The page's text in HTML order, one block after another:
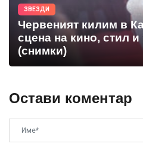
ЗВЕЗДИ
Червеният килим в
сцена на кино, стил
(снимки)
Остави коментар